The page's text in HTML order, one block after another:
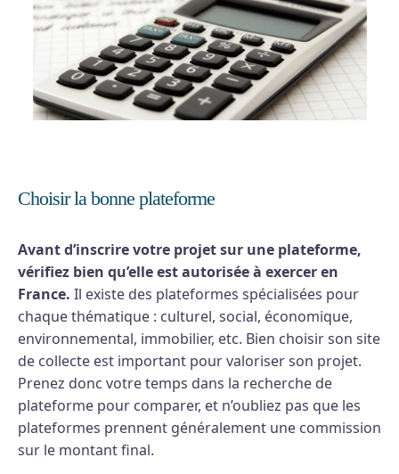
Choisir la bonne plateforme
Avant d’inscrire votre projet sur une plateforme,
vérifiez bien qu’elle est autorisée à exercer en
France. Il existe des plateformes spécialisées pour
chaque thématique : culturel, social, économique,
environnemental, immobilier, etc. Bien choisir son site
de collecte est important pour valoriser son projet.
Prenez donc votre temps dans la recherche de
plateforme pour comparer, et n’oubliez pas que les
plateformes prennent généralement une commission
sur le montant final.